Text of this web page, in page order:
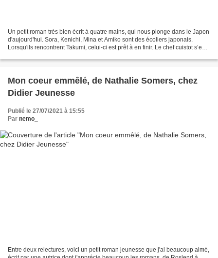
Un petit roman très bien écrit à quatre mains, qui nous plonge dans le Japon
d'aujourd'hui. Sora, Kenichi, Mina et Amiko sont des écoliers japonais.
Lorsqu'ils rencontrent Takumi, celui-ci est prêt à en finir. Le chef cuistot s’est
Mon coeur emmêlé, de Nathalie Somers, chez
Didier Jeunesse
Publié le 27/07/2021 à 15:55
Par nemo_
Entre deux relectures, voici un petit roman jeunesse que j'ai beaucoup aimé,